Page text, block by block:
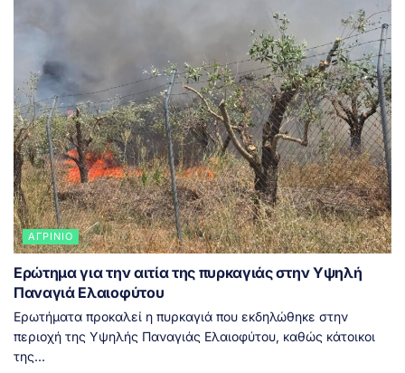
ΑΓΡΊΝΙΟ
Ερώτημα για την αιτία της πυρκαγιάς στην Υψηλή
Παναγιά Ελαιοφύτου
Ερωτήματα προκαλεί η πυρκαγιά που εκδηλώθηκε στην
περιοχή της Υψηλής Παναγιάς Ελαιοφύτου, καθώς κάτοικοι
της...